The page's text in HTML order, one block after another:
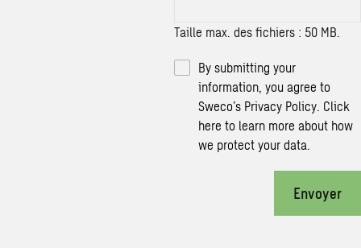
Taille max. des fichiers : 50 MB.
By submitting your
information, you agree to
Sweco’s Privacy Policy. Click
here to learn more about how
we protect your data.
Envoyer